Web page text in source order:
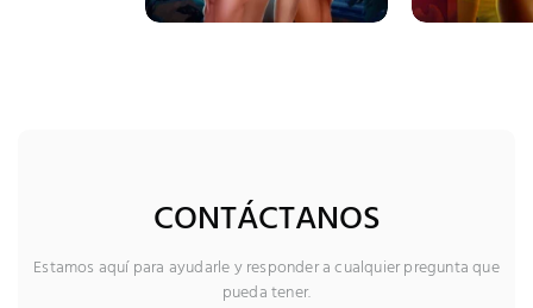
CONTÁCTANOS
Estamos aquí para ayudarle y responder a cualquier pregunta que
pueda tener.